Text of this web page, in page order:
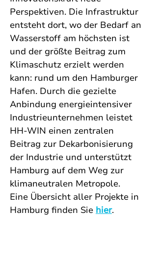
Perspektiven. Die Infrastruktur
entsteht dort, wo der Bedarf an
Wasserstoff am höchsten ist
und der größte Beitrag zum
Klimaschutz erzielt werden
kann: rund um den Hamburger
Hafen. Durch die gezielte
Anbindung energieintensiver
Industrieunternehmen leistet
HH-WIN einen zentralen
Beitrag zur Dekarbonisierung
der Industrie und unterstützt
Hamburg auf dem Weg zur
klimaneutralen Metropole.
Eine Übersicht aller Projekte in
Hamburg finden Sie hier.